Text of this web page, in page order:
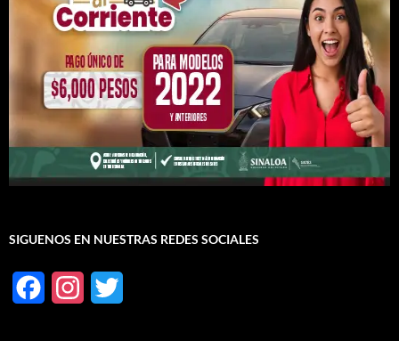
SIGUENOS EN NUESTRAS REDES SOCIALES